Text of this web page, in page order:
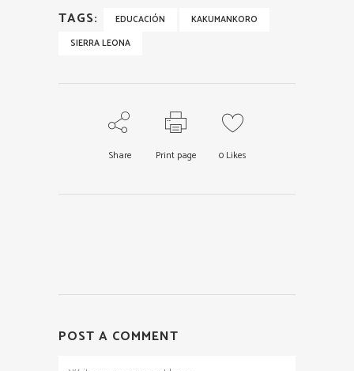
TAGS: EDUCACIÓN
KAKUMANKORO
SIERRA LEONA
Share Print page 0Likes
POST A COMMENT